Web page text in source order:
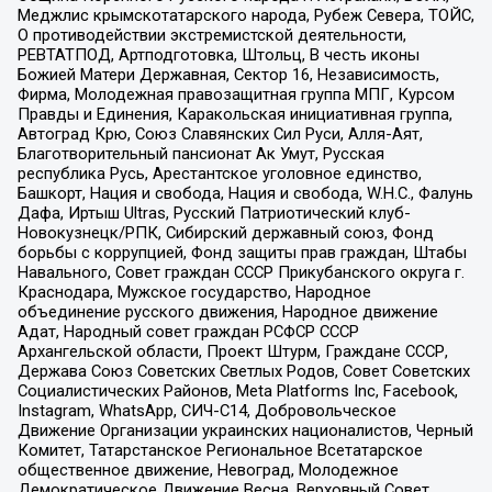
Меджлис крымскотатарского народа, Рубеж Севера, ТОЙС,
О противодействии экстремистской деятельности,
РЕВТАТПОД, Артподготовка, Штольц, В честь иконы
Божией Матери Державная, Сектор 16, Независимость,
Фирма, Молодежная правозащитная группа МПГ, Курсом
Правды и Единения, Каракольская инициативная группа,
Автоград Крю, Союз Славянских Сил Руси, Алля-Аят,
Благотворительный пансионат Ак Умут, Русская
республика Русь, Арестантское уголовное единство,
Башкорт, Нация и свобода, Нация и свобода, W.H.С., Фалунь
Дафа, Иртыш Ultras, Русский Патриотический клуб-
Новокузнецк/РПК, Сибирский державный союз, Фонд
борьбы с коррупцией, Фонд защиты прав граждан, Штабы
Навального, Совет граждан СССР Прикубанского округа г.
Краснодара, Мужское государство, Народное
объединение русского движения, Народное движение
Адат, Народный совет граждан РСФСР СССР
Архангельской области, Проект Штурм, Граждане СССР,
Держава Союз Советских Светлых Родов, Совет Советских
Социалистических Районов, Meta Platforms Inc, Facebook,
Instagram, WhatsApp, СИЧ-С14, Добровольческое
Движение Организации украинских националистов, Черный
Комитет, Татарстанское Региональное Всетатарское
общественное движение, Невоград, Молодежное